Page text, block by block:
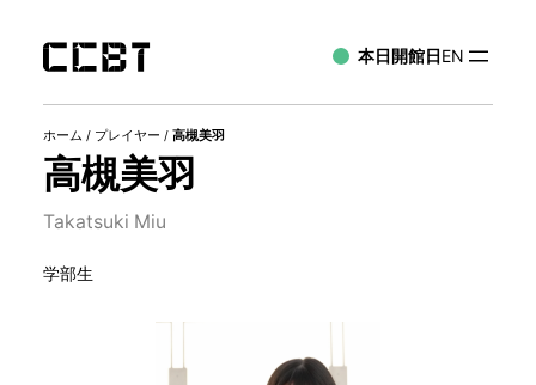
本日開館日EN
ホーム / プレイヤー / 高槻美羽
高槻美羽
Takatsuki Miu
学部生